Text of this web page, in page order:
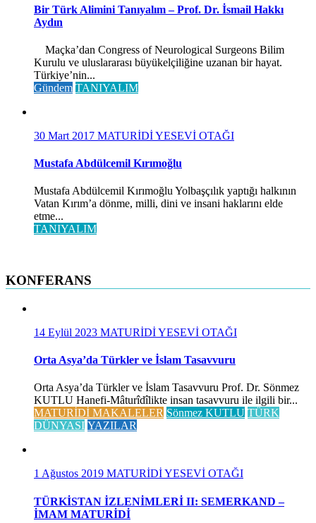
Bir Türk Alimini Tanıyalım – Prof. Dr. İsmail Hakkı
Aydın
Maçka’dan Congress of Neurological Surgeons Bilim
Kurulu ve uluslararası büyükelçiliğine uzanan bir hayat.
Türkiye’nin...
Gündem TANIYALIM
30 Mart 2017 MATURİDİ YESEVİ OTAĞI
Mustafa Abdülcemil Kırımoğlu
Mustafa Abdülcemil Kırımoğlu Yolbaşçılık yaptığı halkının
Vatan Kırım’a dönme, milli, dini ve insani haklarını elde
etme...
TANIYALIM
KONFERANS
14 Eylül 2023 MATURİDİ YESEVİ OTAĞI
Orta Asya’da Türkler ve İslam Tasavvuru
Orta Asya’da Türkler ve İslam Tasavvuru Prof. Dr. Sönmez
KUTLU Hanefi-Mâturîdîlikte insan tasavvuru ile ilgili bir...
MATURİDİ MAKALELER Sönmez KUTLU TÜRK
DÜNYASI YAZILAR
1 Ağustos 2019 MATURİDİ YESEVİ OTAĞI
TÜRKİSTAN İZLENİMLERİ II: SEMERKAND –
İMAM MATURİDİ